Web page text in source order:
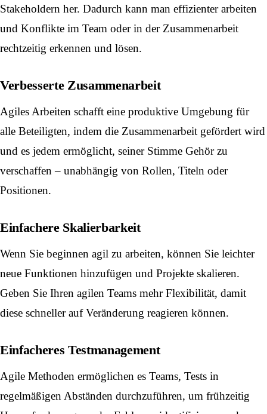
Stakeholdern her. Dadurch kann man effizienter arbeiten
und Konflikte im Team oder in der Zusammenarbeit
rechtzeitig erkennen und lösen.
Verbesserte Zusammenarbeit
Agiles Arbeiten schafft eine produktive Umgebung für
alle Beteiligten, indem die Zusammenarbeit gefördert wird
und es jedem ermöglicht, seiner Stimme Gehör zu
verschaffen – unabhängig von Rollen, Titeln oder
Positionen.
Einfachere Skalierbarkeit
Wenn Sie beginnen agil zu arbeiten, können Sie leichter
neue Funktionen hinzufügen und Projekte skalieren.
Geben Sie Ihren agilen Teams mehr Flexibilität, damit
diese schneller auf Veränderung reagieren können.
Einfacheres Testmanagement
Agile Methoden ermöglichen es Teams, Tests in
regelmäßigen Abständen durchzuführen, um frühzeitig